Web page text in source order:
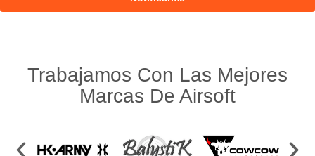
Trabajamos Con Las Mejores
Marcas De Airsoft